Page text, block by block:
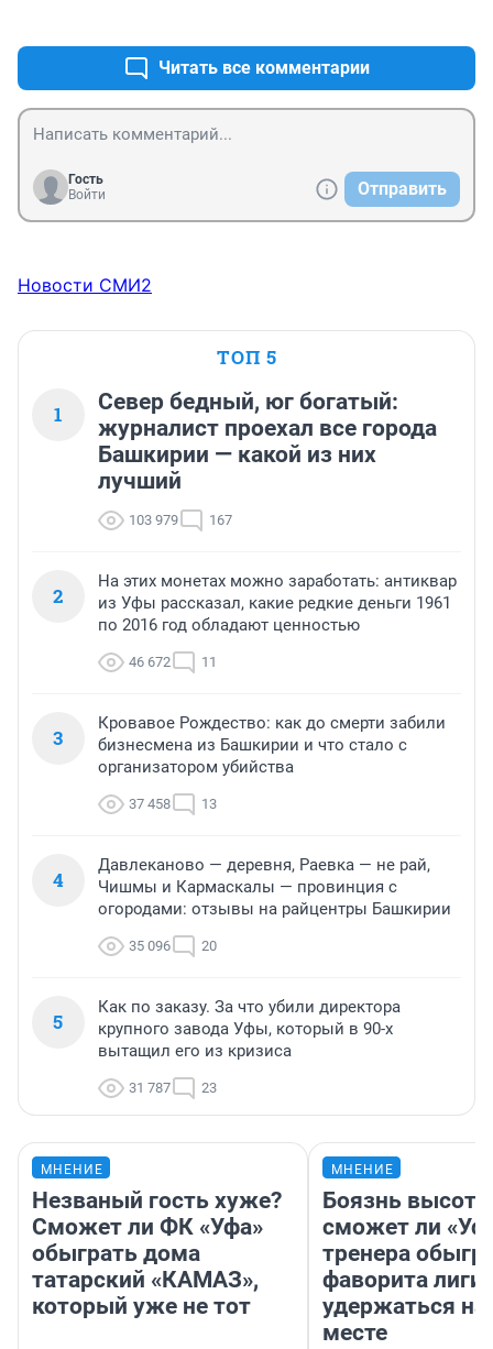
Читать все комментарии
Гость
Войти
Отправить
Новости СМИ2
ТОП 5
1
Север бедный, юг богатый:
журналист проехал все города
Башкирии — какой из них
лучший
103 979 167
2
На этих монетах можно заработать: антиквар
из Уфы рассказал, какие редкие деньги 1961
по 2016 год обладают ценностью
46 672 11
3
Кровавое Рождество: как до смерти забили
бизнесмена из Башкирии и что стало с
организатором убийства
37 458 13
4
Давлеканово — деревня, Раевка — не рай,
Чишмы и Кармаскалы — провинция с
огородами: отзывы на райцентры Башкирии
35 096 20
5
Как по заказу. За что убили директора
крупного завода Уфы, который в 90-х
вытащил его из кризиса
31 787 23
МНЕНИЕ
Незваный гость хуже?
Сможет ли ФК «Уфа»
обыграть дома
татарский «КАМАЗ»,
который уже не тот
МНЕНИЕ
Боязнь
сможет ли
тренера
фаворита лиги
удержаться
месте